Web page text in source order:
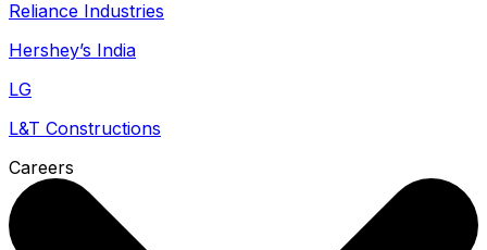
Reliance Industries
Hershey’s India
LG
L&T Constructions
Careers